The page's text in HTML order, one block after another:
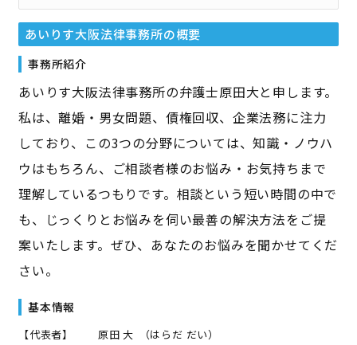
あいりす大阪法律事務所の概要
事務所紹介
あいりす大阪法律事務所の弁護士原田大と申します。
私は、離婚・男女問題、債権回収、企業法務に注力
しており、この3つの分野については、知識・ノウハ
ウはもちろん、ご相談者様のお悩み・お気持ちまで
理解しているつもりです。相談という短い時間の中で
も、じっくりとお悩みを伺い最善の解決方法をご提
案いたします。ぜひ、あなたのお悩みを聞かせてくだ
さい。
基本情報
【代表者】 原田 大 （はらだ だい）